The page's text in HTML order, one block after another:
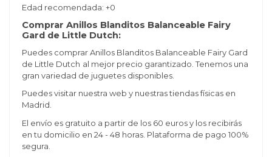
Edad recomendada: +0
Comprar Anillos Blanditos Balanceable Fairy
Gard de Little Dutch:
Puedes comprar Anillos Blanditos Balanceable Fairy Gard
de Little Dutch al mejor precio garantizado. Tenemos una
gran variedad de juguetes disponibles.
Puedes visitar nuestra web y nuestras tiendas físicas en
Madrid.
El envío es gratuito a partir de los 60 euros y los recibirás
en tu domicilio en 24 - 48 horas. Plataforma de pago 100%
segura.